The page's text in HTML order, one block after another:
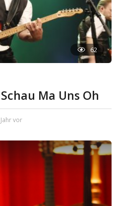
62
Ma Uns Oh
vor